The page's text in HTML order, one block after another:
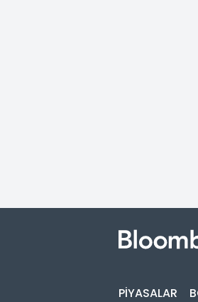
PİYASALAR